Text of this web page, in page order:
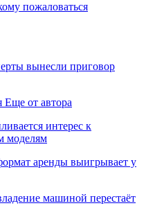
пожаловаться
вынесли приговор
Еще от автора
интерес к
моделям
аренды выигрывает у
машиной перестаёт